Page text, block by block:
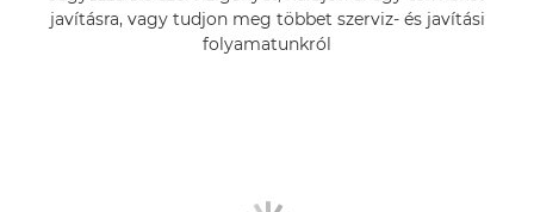
javításra, vagy tudjon meg többet szerviz- és javítási
folyamatunkról